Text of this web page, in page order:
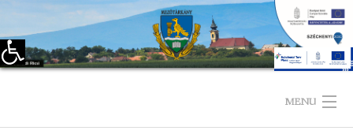
Eszköztár megnyitása
MENU